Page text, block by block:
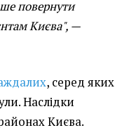
повернути
Києва", —
, серед яких
Наслідки
Києва.